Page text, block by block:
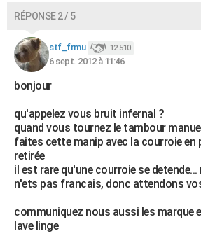
RÉPONSE 2 / 5
stf_frmu 12 510
6 sept. 2012 à 11:46
bonjour
qu'appelez vous bruit infernal ?
quand vous tournez le tambour
faites cette manip avec la courroie en
retirée
il est rare qu'une courroie se
n'ets pas francais, donc attendons
communiquez nous aussi les marque
lave linge